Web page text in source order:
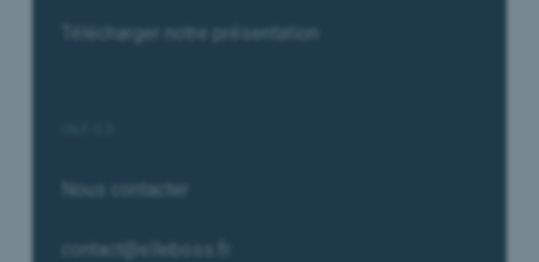
Télécharger notre présentation
Nous contacter
contact@elleboss.fr